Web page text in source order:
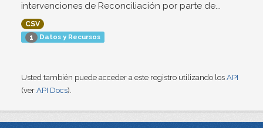
intervenciones de Reconciliación por parte de...
CSV
1 Datos y Recursos
Usted también puede acceder a este registro utilizando los API
(ver API Docs).